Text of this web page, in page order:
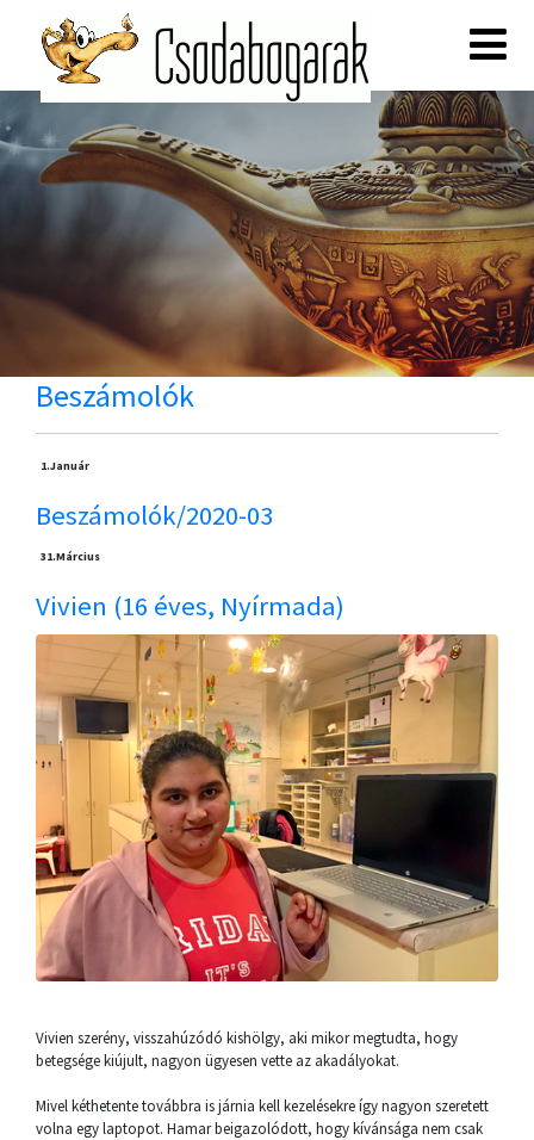
Beszámolók
1.Január
Beszámolók/2020-03
31.Március
Vivien (16 éves, Nyírmada)
Vivien szerény, visszahúzódó kishölgy, aki mikor megtudta, hogy
betegsége kiújult, nagyon ügyesen vette az akadályokat.
Mivel kéthetente továbbra is járnia kell kezelésekre így nagyon szeretett
volna egy laptopot. Hamar beigazolódott, hogy kívánsága nem csak